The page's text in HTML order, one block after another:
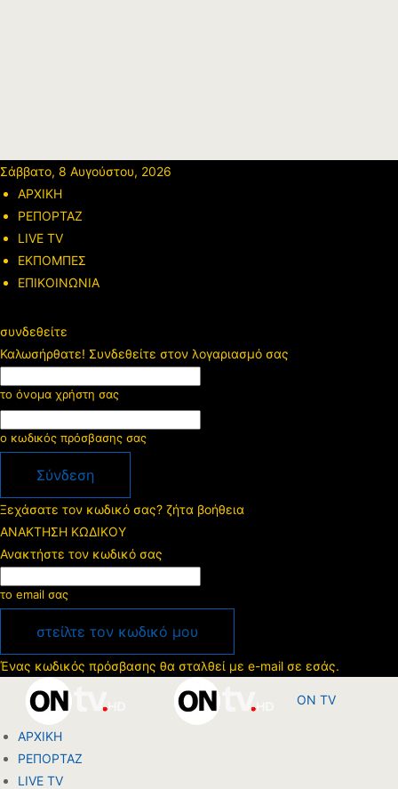
Σάββατο, 8 Αυγούστου, 2026
ΑΡΧΙΚΗ
ΡΕΠΟΡΤΑΖ
LIVE TV
ΕΚΠΟΜΠΕΣ
ΕΠΙΚΟΙΝΩΝΙΑ
συνδεθείτε
Καλωσήρθατε! Συνδεθείτε στον λογαριασμό σας
το όνομα χρήστη σας
ο κωδικός πρόσβασης σας
Ξεχάσατε τον κωδικό σας? ζήτα βοήθεια
ΑΝΑΚΤΗΣΗ ΚΩΔΙΚΟΥ
Ανακτήστε τον κωδικό σας
το email σας
Ένας κωδικός πρόσβασης θα σταλθεί με e-mail σε εσάς.
ON TV
ΑΡΧΙΚΗ
ΡΕΠΟΡΤΑΖ
LIVE TV